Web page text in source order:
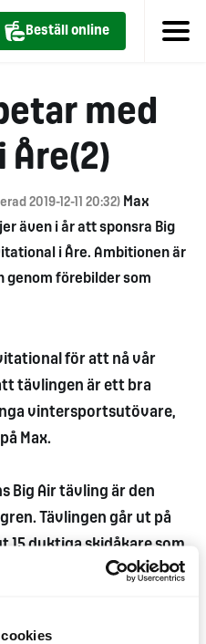
Beställ online
med
Åre(2)
2019-12-11 20:32) Max
även i år att sponsra Big
i Åre. Ambitionen är
genom förebilder som
för att nå vår
tävlingen är ett bra
vintersportsutövare,
Max.
Big Air tävling är den
Tävlingen går ut på
15 duktiga skidåkare som
ytterligare 15 personer